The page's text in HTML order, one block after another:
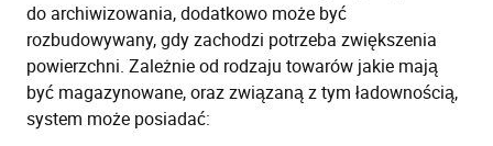
do archiwizowania, dodatkowo może być
rozbudowywany, gdy zachodzi potrzeba zwiększenia
powierzchni. Zależnie od rodzaju towarów jakie mają
być magazynowane, oraz związaną z tym ładownością,
system może posiadać: